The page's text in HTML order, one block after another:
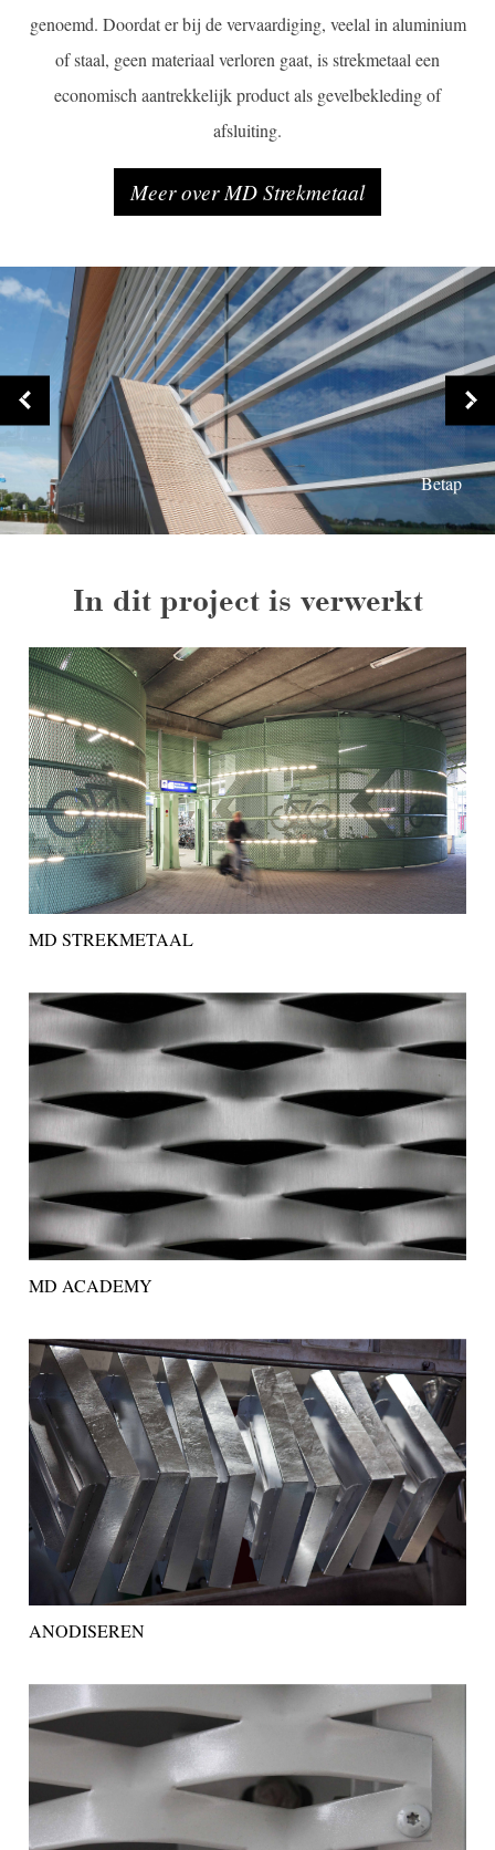
genoemd. Doordat er bij de vervaardiging, veelal in aluminium
of staal, geen materiaal verloren gaat, is strekmetaal een
economisch aantrekkelijk product als gevelbekleding of
afsluiting.
Meer over MD Strekmetaal
Betap
Betap
In dit project is verwerkt
MD STREKMETAAL
MD ACADEMY
ANODISEREN